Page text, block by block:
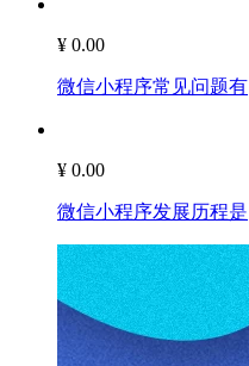
¥ 0.00
微信小程序常见问题有
¥ 0.00
微信小程序发展历程是